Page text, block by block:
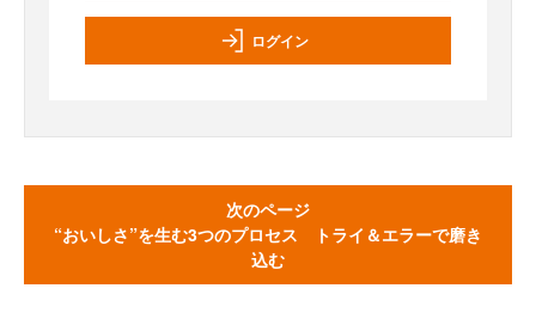
ログイン
次のページ
“おいしさ”を生む3つのプロセス トライ＆エラーで磨き
込む